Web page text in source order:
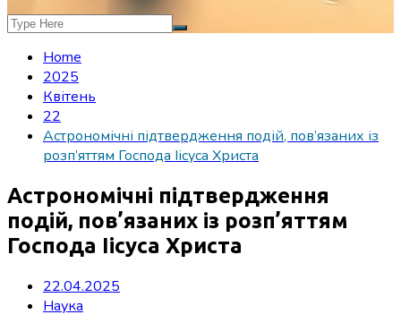
Home
2025
Квітень
22
Астрономічні підтвердження подій, пов’язаних із
розп’яттям Господа Іісуса Христа
Астрономічні підтвердження
подій, пов’язаних із розп’яттям
Господа Іісуса Христа
22.04.2025
Наука